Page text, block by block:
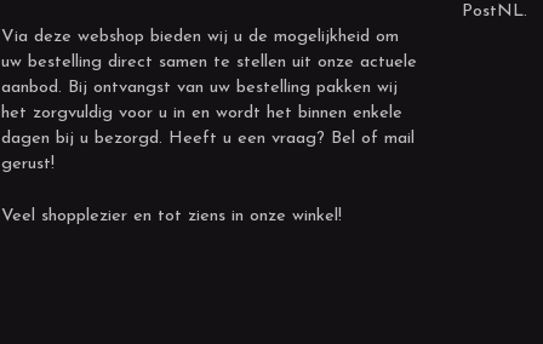
Via deze webshop bieden wij u de mogelijkheid om
uw bestelling direct samen te stellen uit onze actuele
aanbod. Bij ontvangst van uw bestelling pakken wij
het zorgvuldig voor u in en wordt het binnen enkele
dagen bij u bezorgd. Heeft u een vraag? Bel of mail
gerust!
Veel shopplezier en tot ziens in onze winkel!
PostNL.